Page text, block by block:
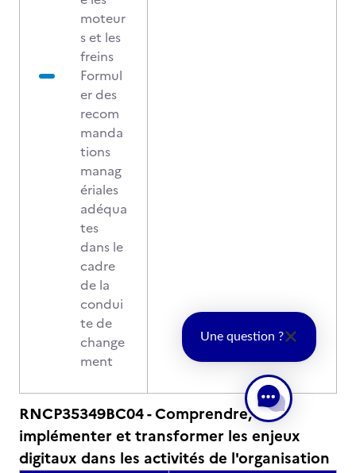
moteur
s et les
freins
Formul
er des
recom
manda
tions
manag
ériales
adéqua
tes
dans le
cadre
de la
condui
te de
change
ment
RNCP35349BC04 - Comprendre,
implémenter et transformer les enjeux
digitaux dans les activités de l'organisation
Une question ?